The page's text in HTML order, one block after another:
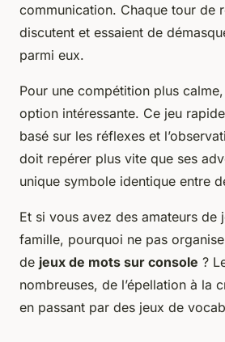
communication. Chaque tour de
discutent et essaient de
parmi eux.
Pour une compétition plus calme,
option intéressante. Ce jeu
basé sur les réflexes et
doit repérer plus vite que ses
unique symbole identique entre
Et si vous avez des amateurs de
famille, pourquoi ne pas
de jeux de mots sur console ?
nombreuses, de l’épellation à la
en passant par des jeux de